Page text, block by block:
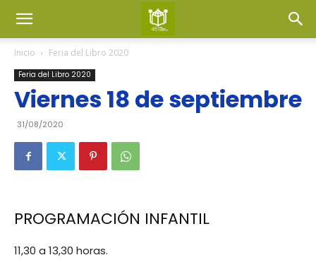
Inicio Feria del Libro 2020
Feria del Libro 2020
Viernes 18 de septiembre
31/08/2020
PROGRAMACIÓN INFANTIL
11,30 a 13,30 horas.